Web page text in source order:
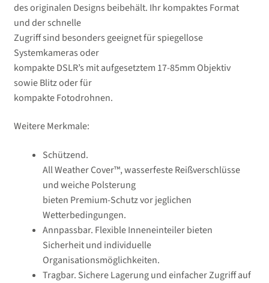
des originalen Designs beibehält. Ihr kompaktes Format
und der schnelle
Zugriff sind besonders geeignet für spiegellose
Systemkameras oder
kompakte DSLR’s mit aufgesetztem 17-85mm Objektiv
sowie Blitz oder für
kompakte Fotodrohnen.
Weitere Merkmale:
Schützend.
All Weather Cover™, wasserfeste Reißverschlüsse
und weiche Polsterung
bieten Premium-Schutz vor jeglichen
Wetterbedingungen.
Annpassbar. Flexible Inneneinteiler bieten
Sicherheit und individuelle
Organisationsmöglichkeiten.
Tragbar. Sichere Lagerung und einfacher Zugriff auf